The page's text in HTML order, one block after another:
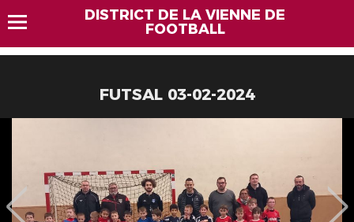
DISTRICT DE LA VIENNE DE
FOOTBALL
FUTSAL 03-02-2024